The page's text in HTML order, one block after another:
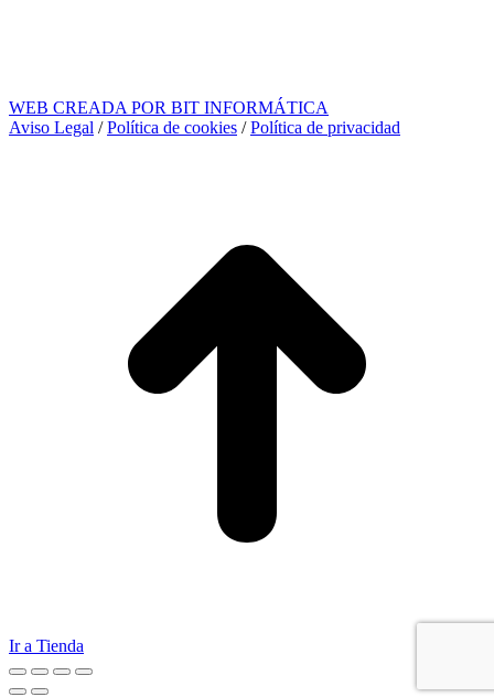
WEB CREADA POR BIT INFORMÁTICA
Aviso Legal /Política de cookies /Política de privacidad
Ir a Tienda